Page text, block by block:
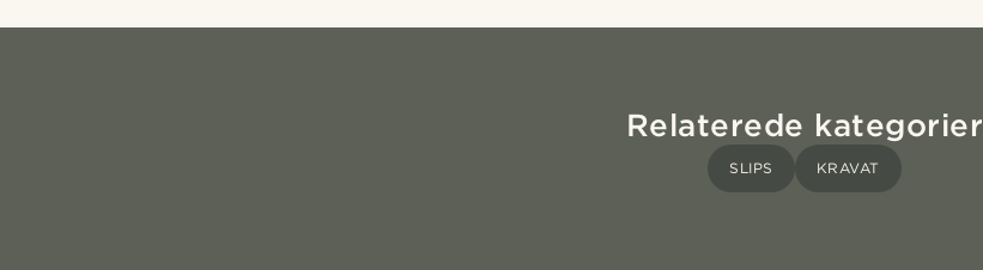
Relaterede kategorier
SLIPS KRAVAT